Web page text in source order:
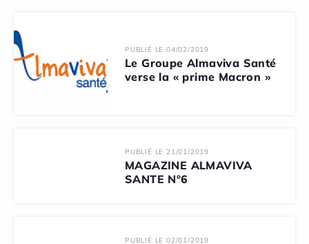
PUBLIÉ LE 04/02/2019
Le Groupe Almaviva Santé
verse la « prime Macron »
PUBLIÉ LE 21/01/2019
MAGAZINE ALMAVIVA
SANTE N°6
PUBLIÉ LE 02/01/2019